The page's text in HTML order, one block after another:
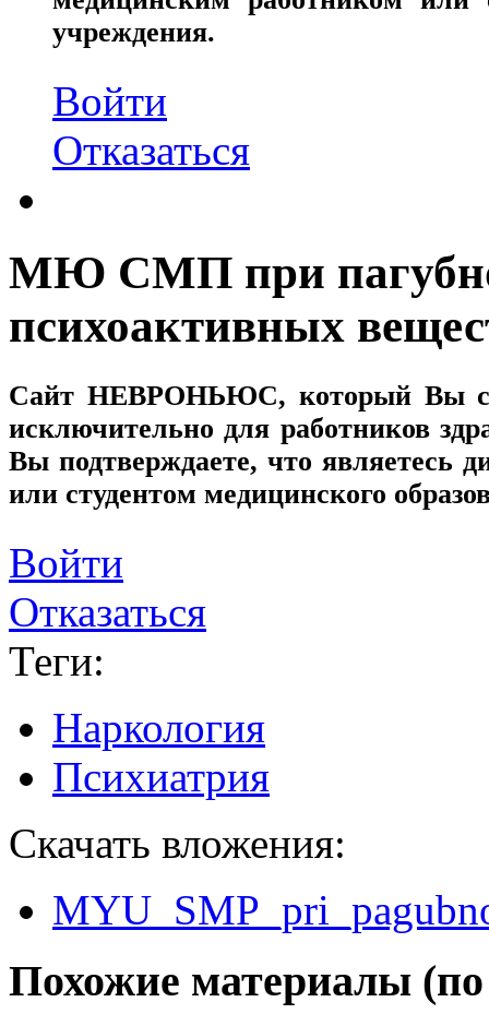
учреждения.
Войти
Отказаться
МЮ СМП при
психоактивных
Сайт НЕВРОНЬЮС, который Вы
исключительно для работников
Вы подтверждаете, что являетесь
или студентом медицинского
Войти
Отказаться
Теги:
Наркология
Психиатрия
Скачать вложения:
Похожие материалы (по